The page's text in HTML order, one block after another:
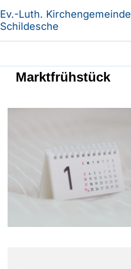
Ev.-Luth. Kirchengemeinde
Schildesche
Marktfrühstück